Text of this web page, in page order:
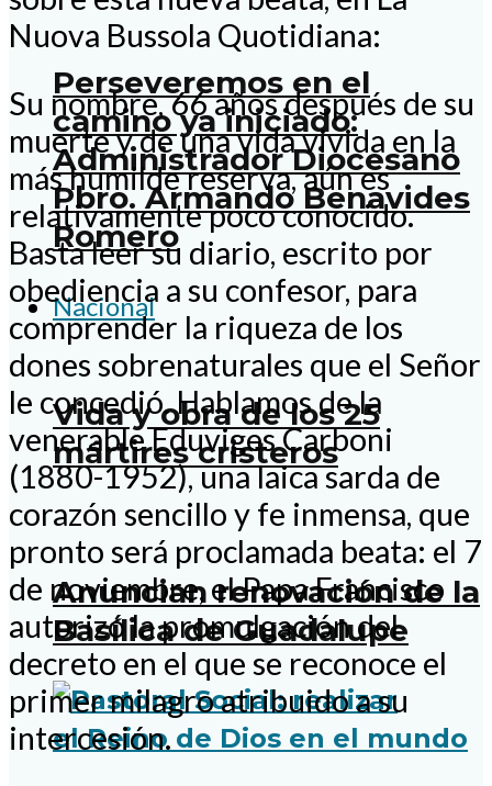
Perseveremos en el
camino ya iniciado:
Administrador Diocesano
Pbro. Armando Benavides
Romero
Nacional
Vida y obra de los 25
mártires cristeros
Anuncian renovación de la
Basílica de Guadalupe
Nuova Bussola Quotidiana:
Su nombre, 66 años después de su
muerte y de una vida vivida en la
más humilde reserva, aún es
relativamente poco conocido.
Basta leer su diario, escrito por
obediencia a su confesor, para
comprender la riqueza de los
dones sobrenaturales que el Señor
le concedió. Hablamos de la
venerable Eduviges Carboni
(1880-1952), una laica sarda de
corazón sencillo y fe inmensa, que
pronto será proclamada beata: el 7
de noviembre, el Papa Francisco
autorizó la promulgación del
decreto en el que se reconoce el
primer milagro atribuido a su
intercesión.